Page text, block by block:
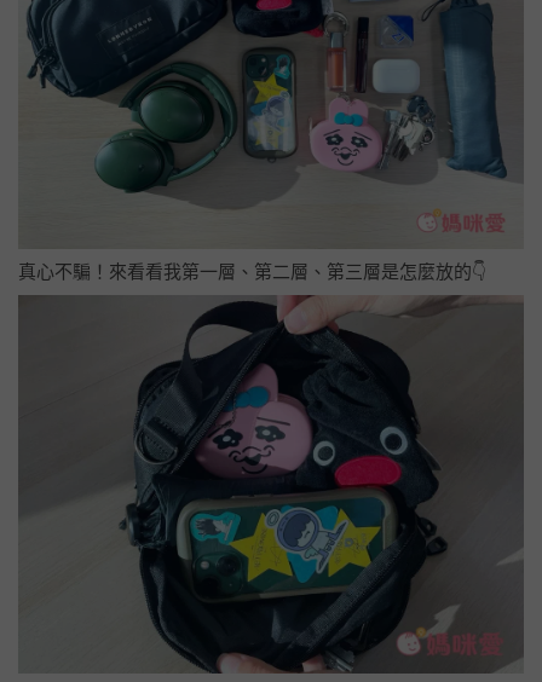
真心不騙！來看看我第一層、第二層、第三層是怎麼放的👇